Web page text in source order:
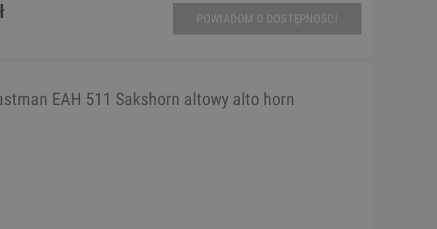
POWIADOM O DOSTĘPNOŚCI
EAH 511 Sakshorn altowy alto horn